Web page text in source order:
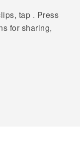
tap . Press
for sharing,